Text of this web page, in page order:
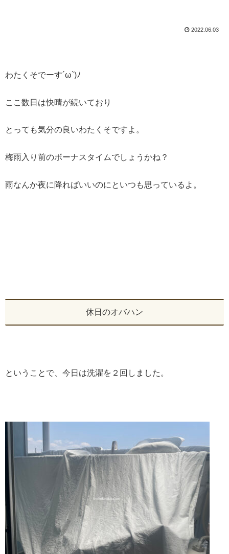
2022.06.03
わたくそでーす´ω`)ﾉ
ここ数日は快晴が続いており
とっても気分の良いわたくそですよ。
梅雨入り前のボーナスタイムでしょうかね？
雨なんか夜に降ればいいのにといつも思っているよ。
休日のオバハン
ということで、今日は洗濯を２回しました。